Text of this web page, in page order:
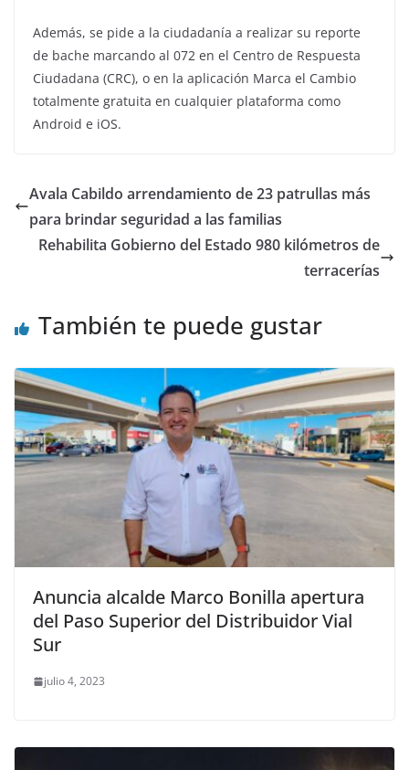
Además, se pide a la ciudadanía a realizar su reporte
de bache marcando al 072 en el Centro de Respuesta
Ciudadana (CRC), o en la aplicación Marca el Cambio
totalmente gratuita en cualquier plataforma como
Android e iOS.
Avala Cabildo arrendamiento de 23 patrullas más
para brindar seguridad a las familias
Rehabilita Gobierno del Estado 980 kilómetros de
terracerías
También te puede gustar
Anuncia alcalde Marco Bonilla apertura
del Paso Superior del Distribuidor Vial
Sur
julio 4, 2023